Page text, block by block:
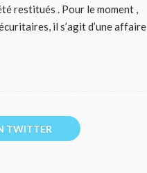
restitués . Pour le moment ,
il s’agit d’une affaire
TWITTER